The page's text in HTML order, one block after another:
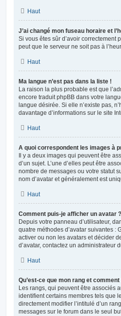
Haut
J’ai changé mon fuseau horaire et
Si vous êtes sûr d’avoir correctement
peut que le serveur ne soit pas à
Haut
Ma langue n’est pas dans la liste !
La raison la plus probable est que
encore traduit phpBB dans votre
langue désirée. Si elle n’existe pas,
davantage d’informations sur le site
Haut
A quoi correspondent les images à
Il y a deux images qui peuvent être
d’un sujet. L’une d’elles peut être
nombre de messages ou votre statut
nom d’avatar et généralement est
Haut
Comment puis-je afficher un avatar ?
Depuis votre panneau d’utilisateur,
quatre méthodes d’avatar suivantes :
activer ou non les avatars et décider
d’avatar, contactez un administrateur
Haut
Qu’est-ce que mon rang et
Les rangs, qui peuvent être associés
identifient certains membres tels que
directement modifier l’intitulé d’un
messages sur le forum dans le seul